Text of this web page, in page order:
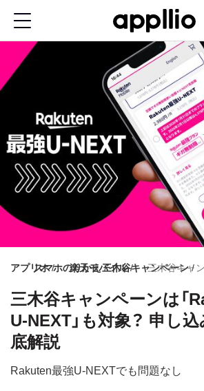
コ
ン
移
アプリオスマホのりかえ
楽天モバイル三木谷キャンペーン
三木谷キャ
三木谷キャンペーンは「
U-NEXT」も対象？ 申し
底解説
Rakuten最強U-NEXTでも問題なし